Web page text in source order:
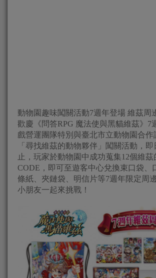
動物園趣味闖關活動7週年登場 維茲周
歡慶《問答RPG 魔法使與黑貓維茲》7
戲營運團隊特別與臺北市立動物園合作
「尋找維茲的動物夥伴」闖關活動，即
止，玩家於動物園中成功蒐集12個維茲
CODE，即可至遊客中心兌換束口袋、
條紙、夾鏈袋、明信片等7週年限定周
小朋友一起來挑戰！